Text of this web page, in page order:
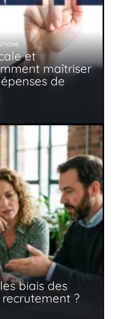
et
maîtriser
de
biais des
?